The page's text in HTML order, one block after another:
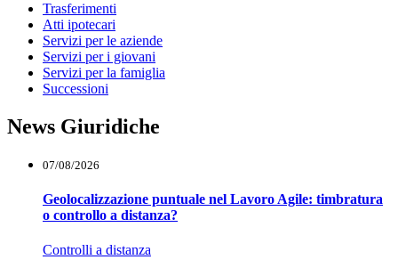
Trasferimenti
Atti ipotecari
Servizi per le aziende
Servizi per i giovani
Servizi per la famiglia
Successioni
News Giuridiche
07/08/2026
Geolocalizzazione puntuale nel Lavoro Agile: timbratura
o controllo a distanza?
Controlli a distanza